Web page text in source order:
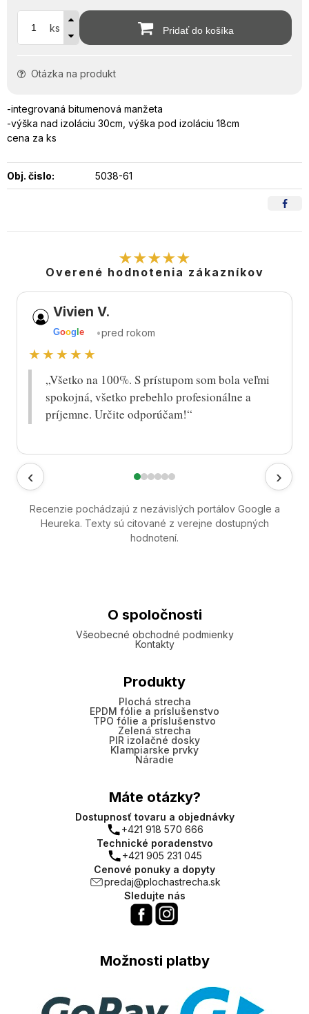
ks Pridať do košíka
Otázka na produkt
-integrovaná bitumenová manžeta
-výška nad izoláciu 30cm, výška pod izoláciu 18cm
cena za ks
Obj. čislo: 5038-61
★★★★★
Overené hodnotenia zákazníkov
‹
Vivien V.
Goog le •pred rokom
★★★★★
„Všetko na 100%. S prístupom som bola veľmi
spokojná, všetko prebehlo profesionálne a
príjemne. Určite odporúčam!“
›
Recenzie pochádzajú z nezávislých portálov Google a
Heureka. Texty sú citované z verejne dostupných
hodnotení.
O spoločnosti
Všeobecné obchodné podmienky
Kontakty
Produkty
Plochá strecha
EPDM fólie a príslušenstvo
TPO fólie a príslušenstvo
Zelená strecha
PIR izolačné dosky
Klampiarske prvky
Náradie
Máte otázky?
Dostupnosť tovaru a objednávky
+421 918 570 666
Technické poradenstvo
+421 905 231 045
Cenové ponuky a dopyty
predaj@plochastrecha.sk
Sledujte nás
Možnosti platby